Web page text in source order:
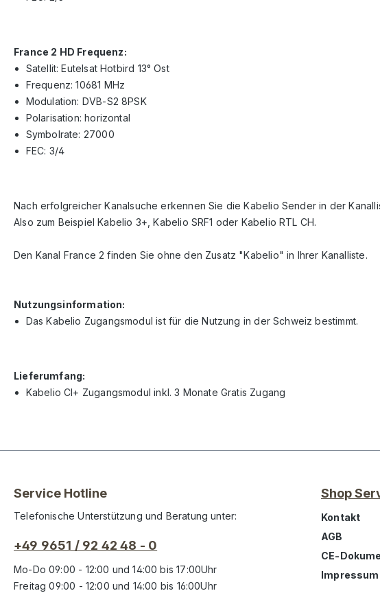
France 2 HD Frequenz:
Satellit: Eutelsat Hotbird 13° Ost
Frequenz: 10681 MHz
Modulation: DVB-S2 8PSK
Polarisation: horizontal
Symbolrate: 27000
FEC: 3/4
Nach erfolgreicher Kanalsuche erkennen Sie die Kabelio Sender in der
Also zum Beispiel Kabelio 3+, Kabelio SRF1 oder Kabelio RTL CH.
Den Kanal France 2 finden Sie ohne den Zusatz "Kabelio" in Ihrer Kanalliste.
Nutzungsinformation:
Das Kabelio Zugangsmodul ist für die Nutzung in der Schweiz bestimmt.
Lieferumfang:
Kabelio CI+ Zugangsmodul inkl. 3 Monate Gratis Zugang
Service Hotline
Telefonische Unterstützung und Beratung unter:
+49 9651 / 92 42 48 - 0
Mo-Do 09:00 - 12:00 und 14:00 bis 17:00Uhr
Freitag 09:00 - 12:00 und 14:00 bis 16:00Uhr
Shop
Kontakt
AGB
CE-
Impressum